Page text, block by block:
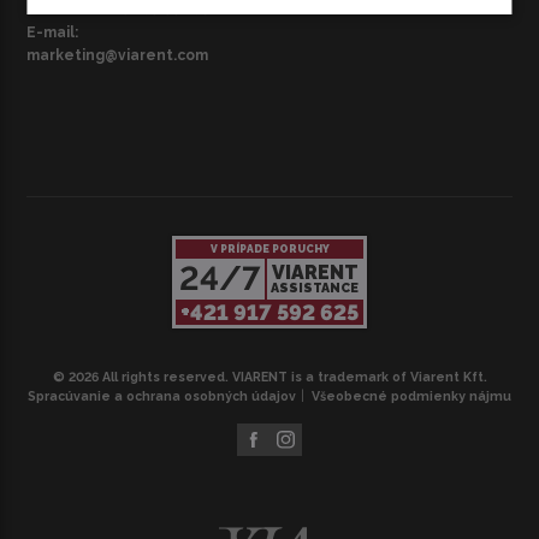
E-mail:
marketing@viarent.com
V PRÍPADE PORUCHY
24/7 VIARENT
ASSISTANCE
+421 917 592 625
© 2026 All rights reserved. VIARENT is a trademark of Viarent Kft.
Spracúvanie a ochrana osobných údajov
Všeobecné podmienky nájmu